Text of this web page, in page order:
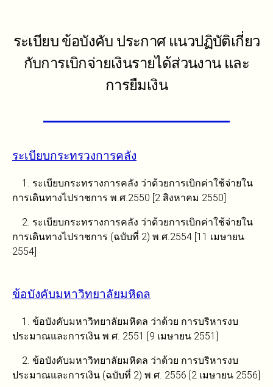
ระเบียบ ข้อบังคับ ประกาศ แนวปฏิบัติเกี่ยว
กับการเบิกจ่ายเงินรายได้ส่วนงาน และ
การยืมเงิน
ระเบียบกระทรวงการคลัง
1. ระเบียบกระทรางการคลัง ว่าด้วยการเบิกค่าใช้จ่ายใน
การเดินทางไปราชการ พ.ศ.2550 [2 สิงหาคม 2550]
2. ระเบียบกระทรางการคลัง ว่าด้วยการเบิกค่าใช้จ่ายใน
การเดินทางไปราชการ (ฉบับที่ 2) พ.ศ.2554 [11 เมษายน
2554]
ข้อบังคับมหาวิทยาลัยมหิดล
1. ข้อบังคับมหาวิทยาลัยมหิดล ว่าด้วย การบริหารงบ
ประมาณและการเงิน พ.ศ. 2551 [9 เมษายน 2551]
2. ข้อบังคับมหาวิทยาลัยมหิดล ว่าด้วย การบริหารงบ
ประมาณและการเงิน (ฉบับที่ 2) พ.ศ. 2556 [2 เมษายน 2556]